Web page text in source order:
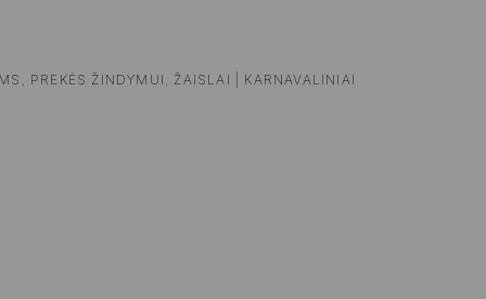
PREKĖS ŽINDYMUI
ŽAISLAI | KARNAVALINIAI